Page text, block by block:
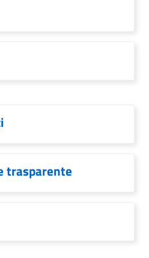
trasparente